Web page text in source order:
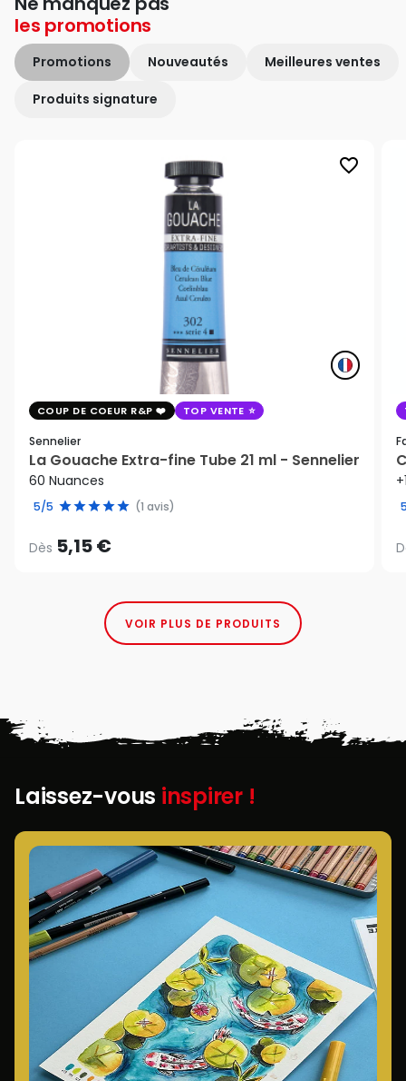
les promotions
Promotions Nouveautés Meilleures ventes
Produits signature
favorite_border
COUP DE COEUR R&P TOP VENTE
Sennelier
La Gouache Extra-fine Tube 21 ml - Sennelier
60 Nuances
5/5 (1 avis)
Dès 5,15 €
VOIR PLUS DE PRODUITS
Laissez-vous inspirer !